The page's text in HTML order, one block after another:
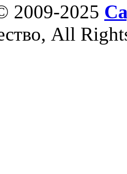
2009-2025
All